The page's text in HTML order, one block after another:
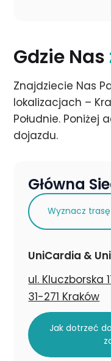
Gdzie Nas
Znajdziecie Nas
lokalizacjach –
Południe. Poniżej
dojazdu.
Główna
Wyznacz trasę
UniCardia &
ul. Kluczborska
31-271 Kraków
Jak dotrzeć